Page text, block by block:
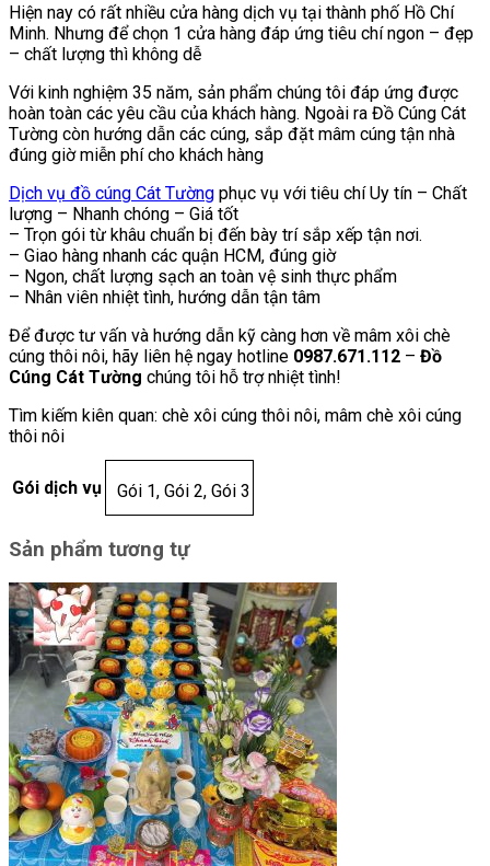
Hiện nay có rất nhiều cửa hàng dịch vụ tại thành phố Hồ Chí
Minh. Nhưng để chọn 1 cửa hàng đáp ứng tiêu chí ngon – đẹp
– chất lượng thì không dễ
Với kinh nghiệm 35 năm, sản phẩm chúng tôi đáp ứng được
hoàn toàn các yêu cầu của khách hàng. Ngoài ra Đồ Cúng Cát
Tường còn hướng dẫn các cúng, sắp đặt mâm cúng tận nhà
đúng giờ miễn phí cho khách hàng
Dịch vụ đồ cúng Cát Tường phục vụ với tiêu chí Uy tín – Chất
lượng – Nhanh chóng – Giá tốt
– Trọn gói từ khâu chuẩn bị đến bày trí sắp xếp tận nơi.
– Giao hàng nhanh các quận HCM, đúng giờ
– Ngon, chất lượng sạch an toàn vệ sinh thực phẩm
– Nhân viên nhiệt tình, hướng dẫn tận tâm
Để được tư vấn và hướng dẫn kỹ càng hơn về mâm xôi chè
cúng thôi nôi, hãy liên hệ ngay hotline 0987.671.112 – Đồ
Cúng Cát Tường chúng tôi hỗ trợ nhiệt tình!
Tìm kiếm kiên quan: chè xôi cúng thôi nôi, mâm chè xôi cúng
thôi nôi
Gói dịch vụ Gói 1, Gói 2, Gói 3
Sản phẩm tương tự